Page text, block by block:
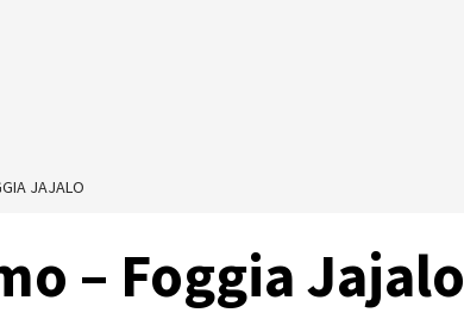
JAJALO
– Foggia Jajalo